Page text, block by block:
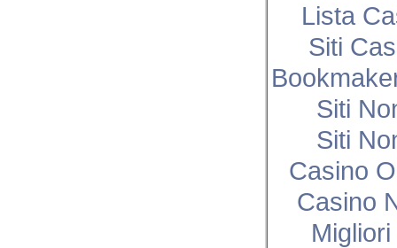
Lista
Siti
Siti
Siti
Casino
Casino